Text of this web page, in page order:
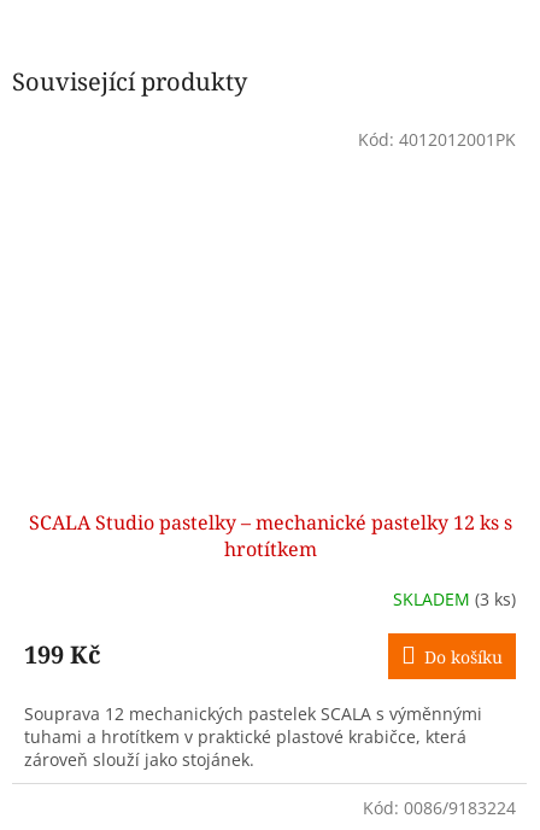
Související produkty
SCALA Studio pastelky – mechanické pastelky 12 ks s
hrotítkem
SKLADEM (3 ks)
199 Kč Do košíku
Souprava 12 mechanických pastelek SCALA s výměnnými
tuhami a hrotítkem v praktické plastové krabičce, která
zároveň slouží jako stojánek.
Kód: 4012012001PK
Kód: 0086/9183224